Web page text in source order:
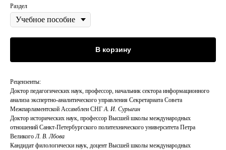
Раздел
В корзину
Рецензенты:
Доктор педагогических наук, профессор, начальник сектора информационного
анализа экспертно-аналитического управления Секретариата Совета
Межпарламентской Ассамблеи СНГА. И. Сурыгин
Доктор исторических наук, профессор Высшей школы международных
отношений Санкт-Петербургского политехнического университета Петра
ВеликогоЛ. В. Лбова
Кандидат филологически наук, доцент Высшей школы международных